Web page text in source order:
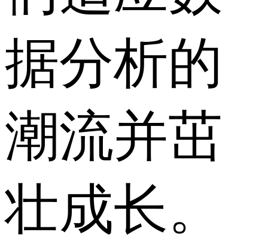
据分析的
潮流并茁
壮成长。